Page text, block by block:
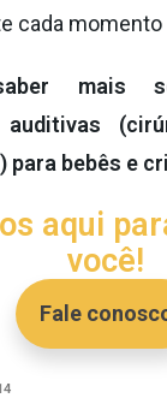
cada momento
mais
auditivas
para bebês e
aqui
você!
Fale